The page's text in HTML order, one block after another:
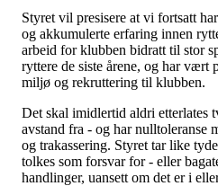
Styret vil presisere at vi fortsatt
og akkumulerte erfaring innen
arbeid for klubben bidratt til stor
ryttere de siste årene, og har vært
miljø og rekruttering til klubben.
Det skal imidlertid aldri etterlates
avstand fra - og har nulltoleranse
og trakassering. Styret tar like
tolkes som forsvar for - eller
handlinger, uansett om det er i